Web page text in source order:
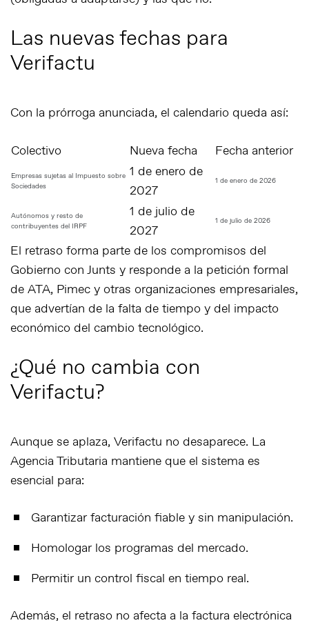
Las nuevas fechas para
Verifactu
Con la prórroga anunciada, el calendario queda así:
Colectivo Nueva fecha Fecha anterior
Empresas sujetas al Impuesto sobre
Sociedades
1 de enero de
2027
1 de enero de 2026
Autónomos y resto de
contribuyentes del IRPF
1 de julio de
2027
1 de julio de 2026
El retraso forma parte de los compromisos del
Gobierno con Junts y responde a la petición formal
de ATA, Pimec y otras organizaciones empresariales,
que advertían de la falta de tiempo y del impacto
económico del cambio tecnológico.
¿Qué no cambia con
Verifactu?
Aunque se aplaza, Verifactu no desaparece. La
Agencia Tributaria mantiene que el sistema es
esencial para:
Garantizar facturación fiable y sin manipulación.
Homologar los programas del mercado.
Permitir un control fiscal en tiempo real.
Además, el retraso no afecta a la factura electrónica